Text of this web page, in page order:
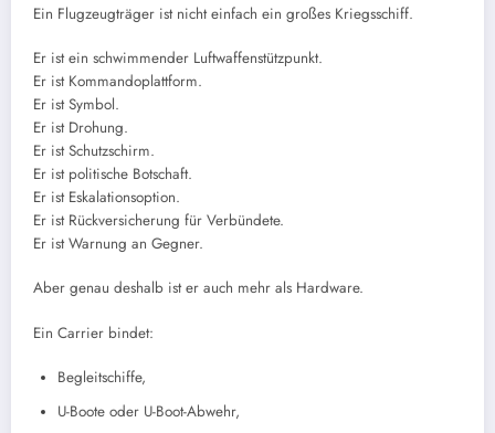
Ein Flugzeugträger ist nicht einfach ein großes Kriegsschiff.
Er ist ein schwimmender Luftwaffenstützpunkt.
Er ist Kommandoplattform.
Er ist Symbol.
Er ist Drohung.
Er ist Schutzschirm.
Er ist politische Botschaft.
Er ist Eskalationsoption.
Er ist Rückversicherung für Verbündete.
Er ist Warnung an Gegner.
Aber genau deshalb ist er auch mehr als Hardware.
Ein Carrier bindet:
Begleitschiffe,
U-Boote oder U-Boot-Abwehr,